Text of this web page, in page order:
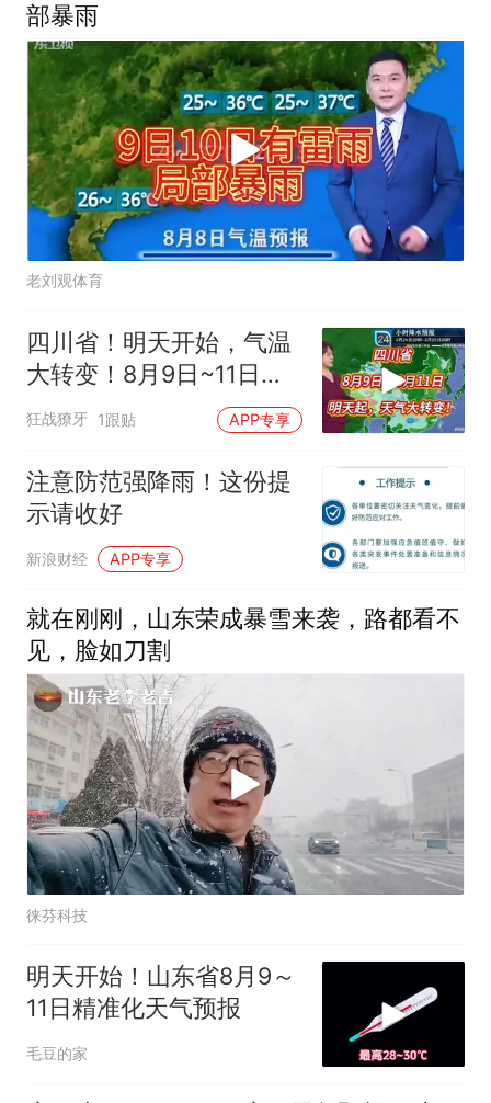
部暴雨
老刘观体育
四川省！明天开始，气温
大转变！8月9日~11日天
气预报
狂战獠牙 1跟贴 APP专享
注意防范强降雨！这份提
示请收好
新浪财经 APP专享
就在刚刚，山东荣成暴雪来袭，路都看不
见，脸如刀割
徕芬科技
明天开始！山东省8月9～
11日精准化天气预报
毛豆的家